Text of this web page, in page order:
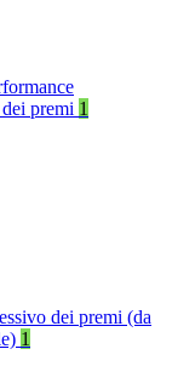
premi 1
dei premi (da
1